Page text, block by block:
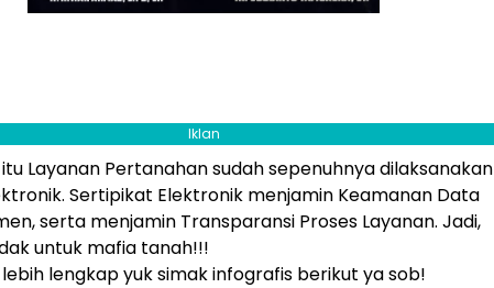
Iklan
Layanan Pertanahan sudah sepenuhnya dilaksanakan
Sertipikat Elektronik menjamin Keamanan Data
serta menjamin Transparansi Proses Layanan. Jadi,
untuk mafia tanah!!!
lengkap yuk simak infografis berikut ya sob!